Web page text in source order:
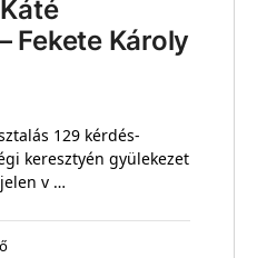
Fekete Károly
129 kérdés-
keresztyén gyülekezet
v …